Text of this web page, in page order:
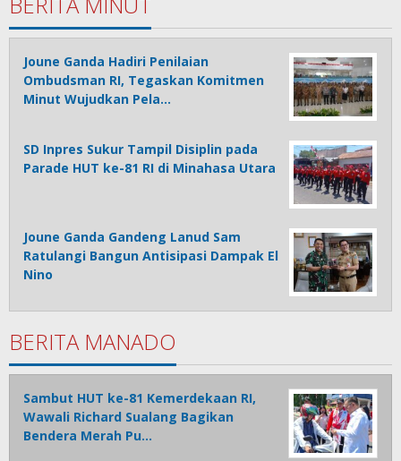
Joune Ganda Hadiri Penilaian
Ombudsman RI, Tegaskan Komitmen
Minut Wujudkan Pela…
SD Inpres Sukur Tampil Disiplin pada
Parade HUT ke-81 RI di Minahasa Utara
Joune Ganda Gandeng Lanud Sam
Ratulangi Bangun Antisipasi Dampak El
Nino
BERITA MANADO
Sambut HUT ke-81 Kemerdekaan RI,
Wawali Richard Sualang Bagikan
Bendera Merah Pu…